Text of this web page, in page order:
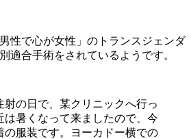
性で心が女性」のトランスジェンダ
適合手術をされているようです。
射の日で、某クリニックへ行っ
は暑くなって来ましたので、今
の服装です。ヨーカドー横での